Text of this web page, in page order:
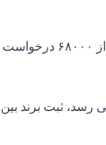
در سال
رسد، ثبت